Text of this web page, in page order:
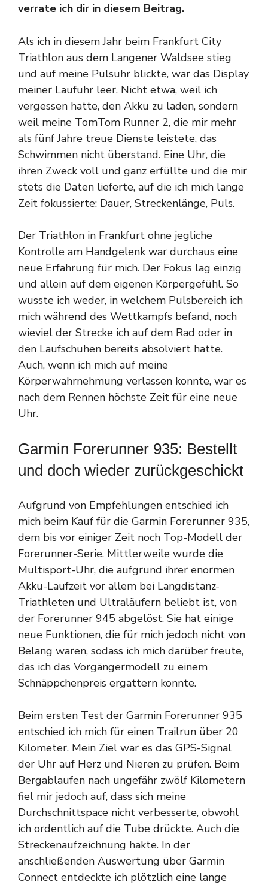
verrate ich dir in diesem Beitrag.
Als ich in diesem Jahr beim Frankfurt City
Triathlon aus dem Langener Waldsee stieg
und auf meine Pulsuhr blickte, war das Display
meiner Laufuhr leer. Nicht etwa, weil ich
vergessen hatte, den Akku zu laden, sondern
weil meine TomTom Runner 2, die mir mehr
als fünf Jahre treue Dienste leistete, das
Schwimmen nicht überstand. Eine Uhr, die
ihren Zweck voll und ganz erfüllte und die mir
stets die Daten lieferte, auf die ich mich lange
Zeit fokussierte: Dauer, Streckenlänge, Puls.
Der Triathlon in Frankfurt ohne jegliche
Kontrolle am Handgelenk war durchaus eine
neue Erfahrung für mich. Der Fokus lag einzig
und allein auf dem eigenen Körpergefühl. So
wusste ich weder, in welchem Pulsbereich ich
mich während des Wettkampfs befand, noch
wieviel der Strecke ich auf dem Rad oder in
den Laufschuhen bereits absolviert hatte.
Auch, wenn ich mich auf meine
Körperwahrnehmung verlassen konnte, war es
nach dem Rennen höchste Zeit für eine neue
Uhr.
Garmin Forerunner 935: Bestellt
und doch wieder zurückgeschickt
Aufgrund von Empfehlungen entschied ich
mich beim Kauf für die Garmin Forerunner 935,
dem bis vor einiger Zeit noch Top-Modell der
Forerunner-Serie. Mittlerweile wurde die
Multisport-Uhr, die aufgrund ihrer enormen
Akku-Laufzeit vor allem bei Langdistanz-
Triathleten und Ultraläufern beliebt ist, von
der Forerunner 945 abgelöst. Sie hat einige
neue Funktionen, die für mich jedoch nicht von
Belang waren, sodass ich mich darüber freute,
das ich das Vorgängermodell zu einem
Schnäppchenpreis ergattern konnte.
Beim ersten Test der Garmin Forerunner 935
entschied ich mich für einen Trailrun über 20
Kilometer. Mein Ziel war es das GPS-Signal
der Uhr auf Herz und Nieren zu prüfen. Beim
Bergablaufen nach ungefähr zwölf Kilometern
fiel mir jedoch auf, dass sich meine
Durchschnittspace nicht verbesserte, obwohl
ich ordentlich auf die Tube drückte. Auch die
Streckenaufzeichnung hakte. In der
anschließenden Auswertung über Garmin
Connect entdeckte ich plötzlich eine lange